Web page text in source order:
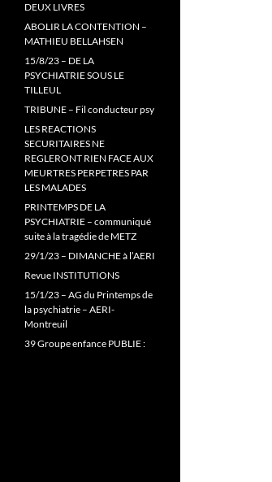
DEUX LIVRES
ABOLIR LA CONTENTION –
MATHIEU BELLAHSEN
15/8/23 – DE LA
PSYCHIATRIE SOUS LE
TILLEUL
TRIBUNE – Fil conducteur psy
LES REACTIONS
SECURITAIRES NE
REGLERONT RIEN FACE AUX
MEURTRES PERPETRES PAR
LES MALADES
PRINTEMPS DE LA
PSYCHIATRIE – communiqué
suite à la tragédie de METZ
29/1/23 – DIMANCHE à l’AERI
Revue INSTITUTIONS
15/1/23 – AG du Printemps de
la psychiatrie – AERI-
Montreuil
39 Groupe enfance PUBLIE :